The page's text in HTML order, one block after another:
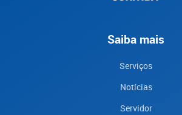
Saiba mais
Serviços
Notícias
Servidor